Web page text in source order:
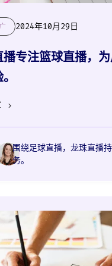
2024年10月29日
播专注篮球直播，
围绕足球直播，龙珠直播
务。